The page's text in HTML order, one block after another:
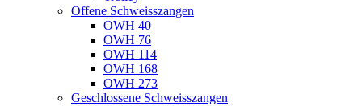
Offene Schweisszangen
OWH 40
OWH 76
OWH 114
OWH 168
OWH 273
Geschlossene Schweisszangen